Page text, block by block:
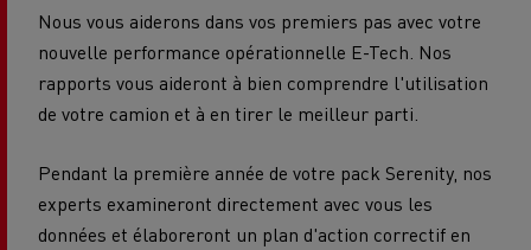
Nous vous aiderons dans vos premiers pas avec votre
nouvelle performance opérationnelle E-Tech. Nos
rapports vous aideront à bien comprendre l'utilisation
de votre camion et à en tirer le meilleur parti.
Pendant la première année de votre pack Serenity, nos
experts examineront directement avec vous les
données et élaboreront un plan d'action correctif en